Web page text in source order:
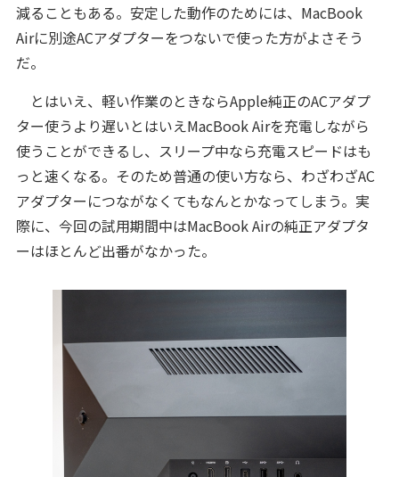
減ることもある。安定した動作のためには、MacBook
Airに別途ACアダプターをつないで使った方がよさそう
だ。
とはいえ、軽い作業のときならApple純正のACアダプ
ター使うより遅いとはいえMacBook Airを充電しながら
使うことができるし、スリープ中なら充電スピードはも
っと速くなる。そのため普通の使い方なら、わざわざAC
アダプターにつながなくてもなんとかなってしまう。実
際に、今回の試用期間中はMacBook Airの純正アダプタ
ーはほとんど出番がなかった。